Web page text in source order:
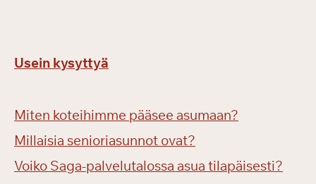
Usein kysyttyä
Miten koteihimme pääsee asumaan?
Millaisia senioriasunnot ovat?
Voiko Saga-palvelutalossa asua tilapäisesti?